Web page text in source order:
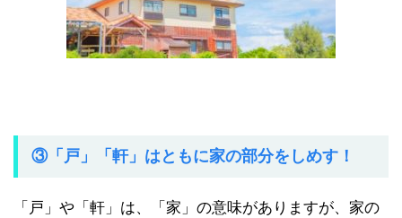
③「戸」「軒」はともに家の部分をしめす！
「戸」や「軒」は、「家」の意味がありますが、家の